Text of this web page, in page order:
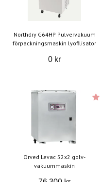
Northdry G64HP Pulvervakuum
förpackningsmaskin lyofilisator
0 kr
Orved Levac 52x2 golv-
vakuummaskin